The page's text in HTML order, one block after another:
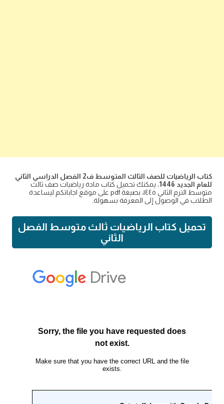
كتاب الرياضيات للصف الثالث المتوسط ف2 الفصل الدراسي الثاني
للعام الجديد 1446
، يمكنك تحميل كتاب مادة رياضيات صف ثالث
متوسط الترم الثاني ١٤٤٥، بصيغة pdf على موقع اجاباتكم ليساعدة
الطلاب في الوصول إلى المعرفة بسهولة.
تحميل كتاب الرياضيات ثالث متوسط الفصل
الثاني